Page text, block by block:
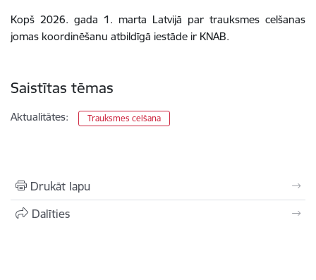
Kopš 2026. gada 1. marta Latvijā par trauksmes celšanas
jomas koordinēšanu atbildīgā iestāde ir KNAB.
Saistītas tēmas
Aktualitātes: Trauksmes celšana
Drukāt lapu
Dalīties